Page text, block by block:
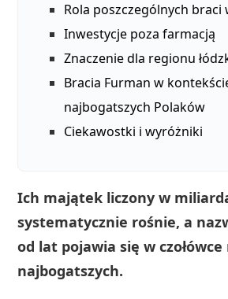
Rola poszczególnych braci
Inwestycje poza farmacją
Znaczenie dla regionu
Bracia Furman w
najbogatszych Polaków
Ciekawostki i wyróżniki
Ich majątek liczony w
systematycznie rośnie, a
od lat pojawia się w
najbogatszych.